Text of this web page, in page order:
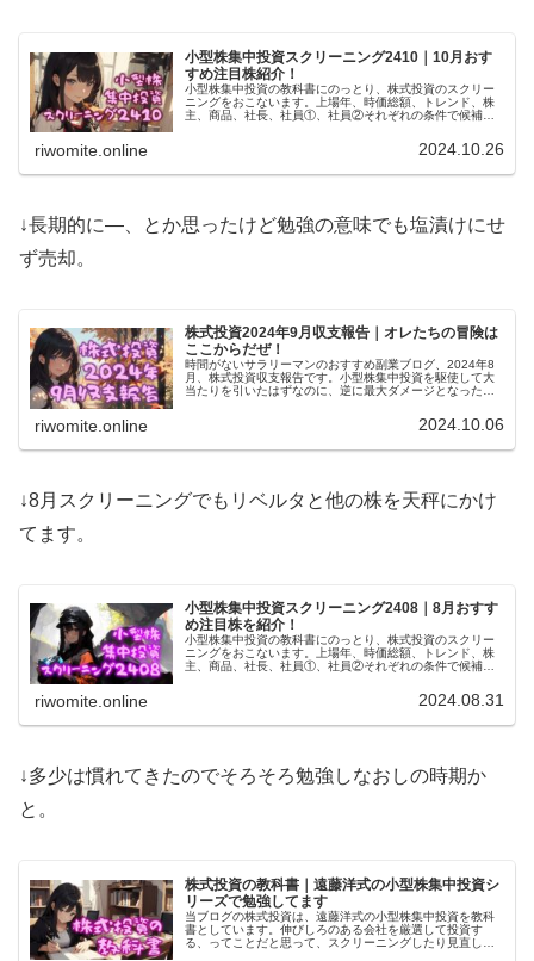
小型株集中投資スクリーニング2410｜10月おす
すめ注目株紹介！
小型株集中投資の教科書にのっとり、株式投資のスクリー
ニングをおこないます。上場年、時価総額、トレンド、株
主、商品、社長、社員①、社員②それぞれの条件で候補を
riwomite.online 2024.10.26
↓長期的に―、とか思ったけど勉強の意味でも塩漬けにせ
ず売却。
株式投資2024年9月収支報告｜オレたちの冒険は
ここからだぜ！
時間がないサラリーマンのおすすめ副業ブログ、2024年8
月、株式投資収支報告です。小型株集中投資を駆使して大
当たりを引いたはずなのに、逆に最大ダメージとなった銘
riwomite.online 2024.10.06
↓8月スクリーニングでもリベルタと他の株を天秤にかけ
てます。
小型株集中投資スクリーニング2408｜8月おすす
め注目株を紹介！
小型株集中投資の教科書にのっとり、株式投資のスクリー
ニングをおこないます。上場年、時価総額、トレンド、株
主、商品、社長、社員①、社員②それぞれの条件で候補を
riwomite.online 2024.08.31
↓多少は慣れてきたのでそろそろ勉強しなおしの時期か
と。
株式投資の教科書｜遠藤洋式の小型株集中投資シ
リーズで勉強してます
当ブログの株式投資は、遠藤洋式の小型株集中投資を教科
書としています。伸びしろのある会社を厳選して投資す
る、ってことだと思って、スクリーニングしたり見直しし